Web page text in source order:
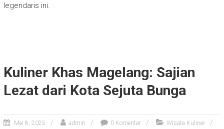
legendaris ini.
Kuliner Khas Magelang: Sajian
Lezat dari Kota Sejuta Bunga
Mei 8, 2025 admin 0 Komentar Wisata Kuliner